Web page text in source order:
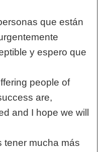
que están
y espero que
people of
are,
and I hope we will
tener mucha más